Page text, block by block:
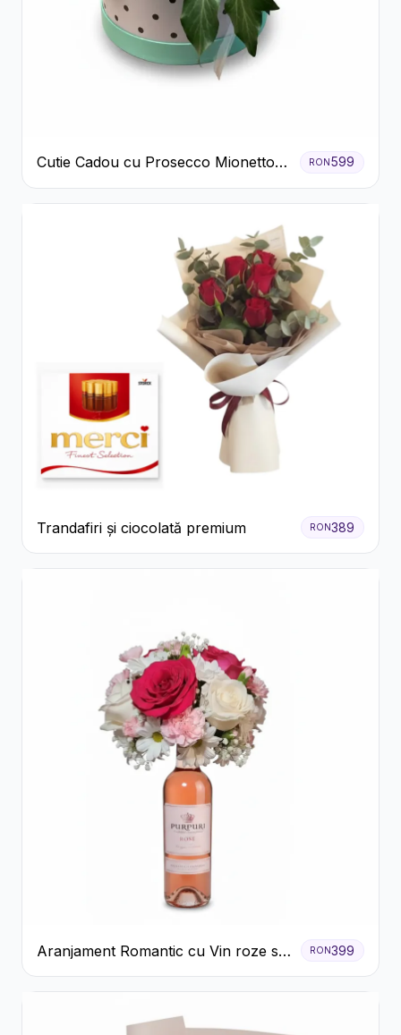
Cutie Cadou cu Prosecco Mionetto
Ferrero Rocher și Flori Pastelate
RON599
Trandafiri și ciocolată premium RON389
Aranjament Romantic cu Vin roze si
Flori pastel
RON399